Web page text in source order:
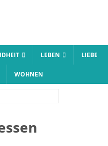
LEBEN LIEBE
WOHNEN